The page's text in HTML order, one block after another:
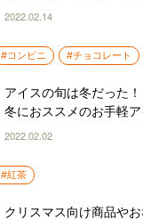
選 シズリーナ荒井のア
2022.02.14
#コンビニ #チョコレート
アイスの旬は冬だった
冬におススメのお手軽
選 シズリーナ荒井のア
2022.02.02
#紅茶
クリスマス向け商品や